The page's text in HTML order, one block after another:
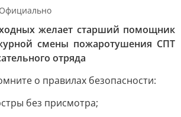
Официально
желает старший помощник
смены пожаротушения СПТ
отряда
о правилах безопасности:
без присмотра;